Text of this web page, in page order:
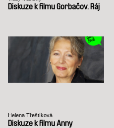
Diskuze k filmu Gorbačov. Ráj
Helena Třeštíková
Diskuze k filmu Anny